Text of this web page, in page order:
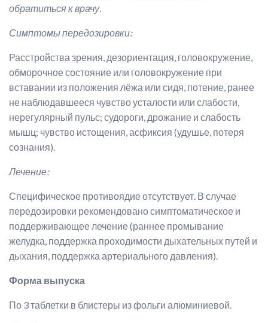
обратиться к врачу.
Симптомы передозировки:
Расстройства зрения, дезориентация, головокружение,
обморочное состояние или головокружение при
вставании из положения лёжа или сидя, потение, ранее
не наблюдавшееся чувство усталости или слабости,
нерегулярный пульс; судороги, дрожание и слабость
мышц; чувство истощения, асфиксия (удушье, потеря
сознания).
Лечение:
Специфическое противоядие отсутствует. В случае
передозировки рекомендовано симптоматическое и
поддерживающее лечение (раннее промывание
желудка, поддержка проходимости дыхательных путей и
дыхания, поддержка артериального давления).
Форма выпуска
По 3 таблетки в блистеры из фольги алюминиевой.